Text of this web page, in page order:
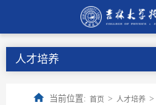
人才培养
当前位置: 首页 > 人才培养 >